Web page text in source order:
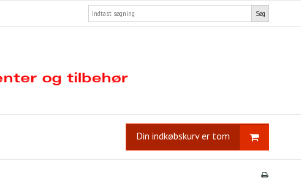
Søg
Din indkøbskurv er tom